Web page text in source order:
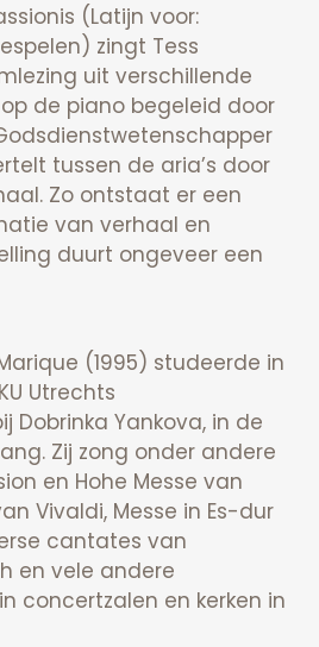
(Latijn voor:
zingt Tess
uit verschillende
de piano begeleid door
tussen de aria’s door
Zo ontstaat er een
van verhaal en
duurt ongeveer een
(1995) studeerde in
Utrechts
Dobrinka Yankova, in de
Zij zong onder andere
en Hohe Messe van
Vivaldi, Messe in Es-dur
cantates van
en vele andere
concertzalen en kerken in